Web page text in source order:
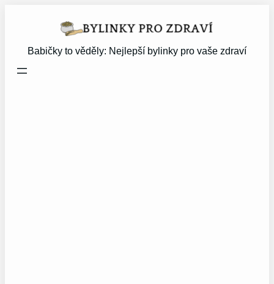
Babičky to věděly: Nejlepší bylinky pro vaše zdraví